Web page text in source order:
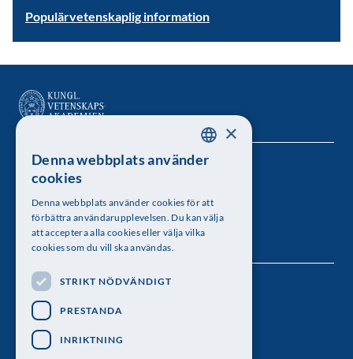
Populärvetenskaplig information
Kungl. Vetenskapsakademien
Besöksadress: Lilla Frescativägen 4A
Telefon: 08-673 95 00
Följ oss
SWEDISH
×
Denna webbplats använder
cookies
Denna webbplats använder cookies för att
förbättra användarupplevelsen. Du kan välja
att acceptera alla cookies eller välja vilka
cookies som du vill ska användas.
STRIKT NÖDVÄNDIGT
PRESTANDA
INRIKTNING